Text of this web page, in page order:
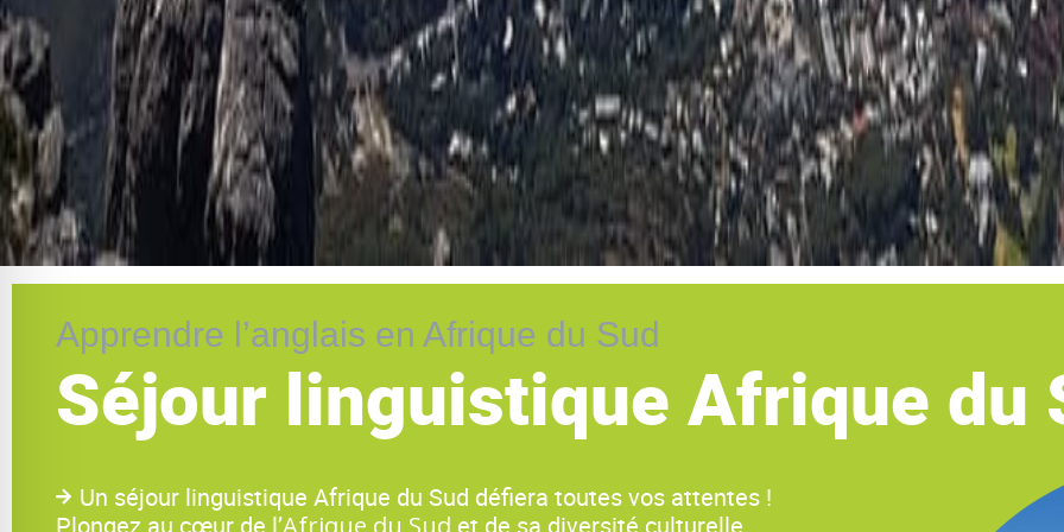
Apprendre l’anglais en Afrique du Sud
Séjour linguistique Afrique du
Un séjour linguistique Afrique du Sud défiera toutes vos attentes !
Plongez au cœur de l’Afrique du Sud et de sa diversité culturelle